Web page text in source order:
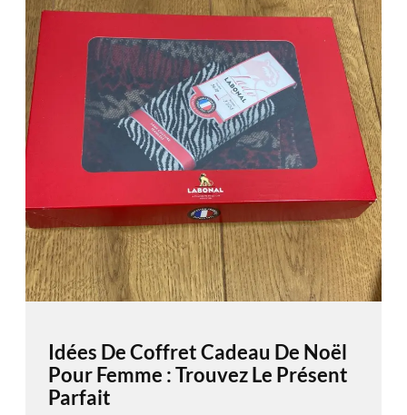
Idées De Coffret Cadeau De Noël
Pour Femme : Trouvez Le Présent
Parfait